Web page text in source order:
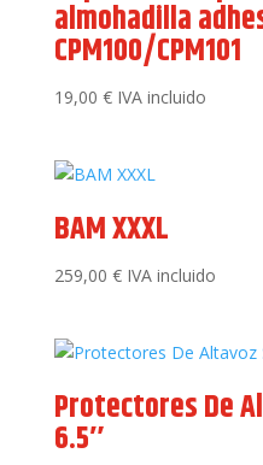
almohadilla
CPM100/CPM101
19,00 € IVA incluido
BAM XXXL
259,00 € IVA incluido
Protectores De
6.5″